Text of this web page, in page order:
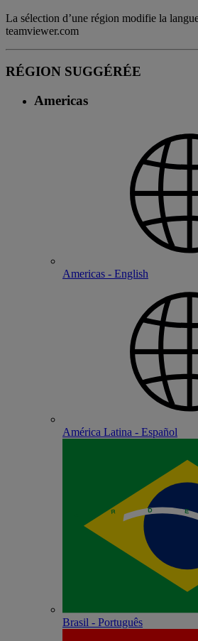
La sélection d’une région modifie la
teamviewer.com
RÉGION SUGGÉRÉE
Americas
Americas - English
América Latina - Español
Brasil - Português